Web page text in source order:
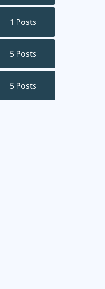
1 Posts
5 Posts
5 Posts